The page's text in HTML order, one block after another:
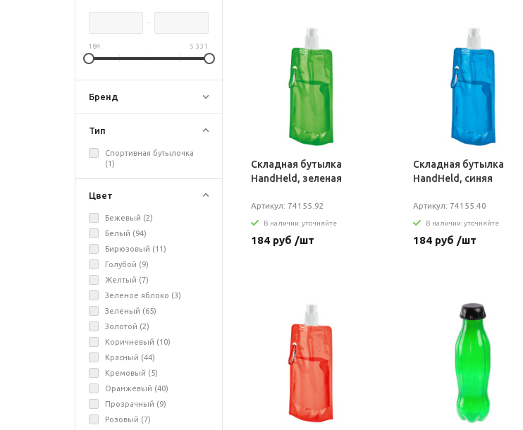
184 5 331
Бренд
Тип
Спортивная бутылочка
(1)
Цвет
Бежевый (2)
Белый (94)
Бирюзовый (11)
Голубой (9)
Желтый (7)
Зеленое яблоко (3)
Зеленый (65)
Золотой (2)
Коричневый (10)
Красный (44)
Кремовый (5)
Оранжевый (40)
Прозрачный (9)
Розовый (7)
Складная бутылка
HandHeld, зеленая
Артикул: 74155.92
В наличии: уточняйте
184 руб /шт
Складная бутылка
HandHeld, синяя
Артикул: 74155.40
В наличии: уточняйте
184 руб /шт